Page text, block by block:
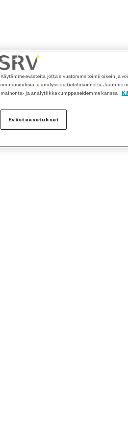
Käytämme evästeitä, jotta sivustomme toimii oikein ja
ominaisuuksia ja analysoida tietoliikennettä. Jaamme
mainonta- ja analytiikkakumppaneidemme kanssa.
Evästeasetukset